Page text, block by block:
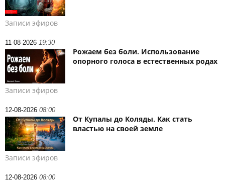
Записи эфиров
11-08-2026 19:30
Рожаем без боли. Использование
опорного голоса в естественных родах
Записи эфиров
12-08-2026 08:00
От Купалы до Коляды. Как стать
властью на своей земле
Записи эфиров
12-08-2026 08:00